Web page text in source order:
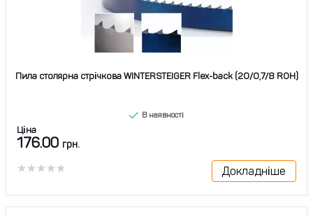
Пила столярна стрічкова WINTERSTEIGER Flex-back (20/0,7/8 ROH)
В наявності
Ціна
176.00 грн.
Докладніше